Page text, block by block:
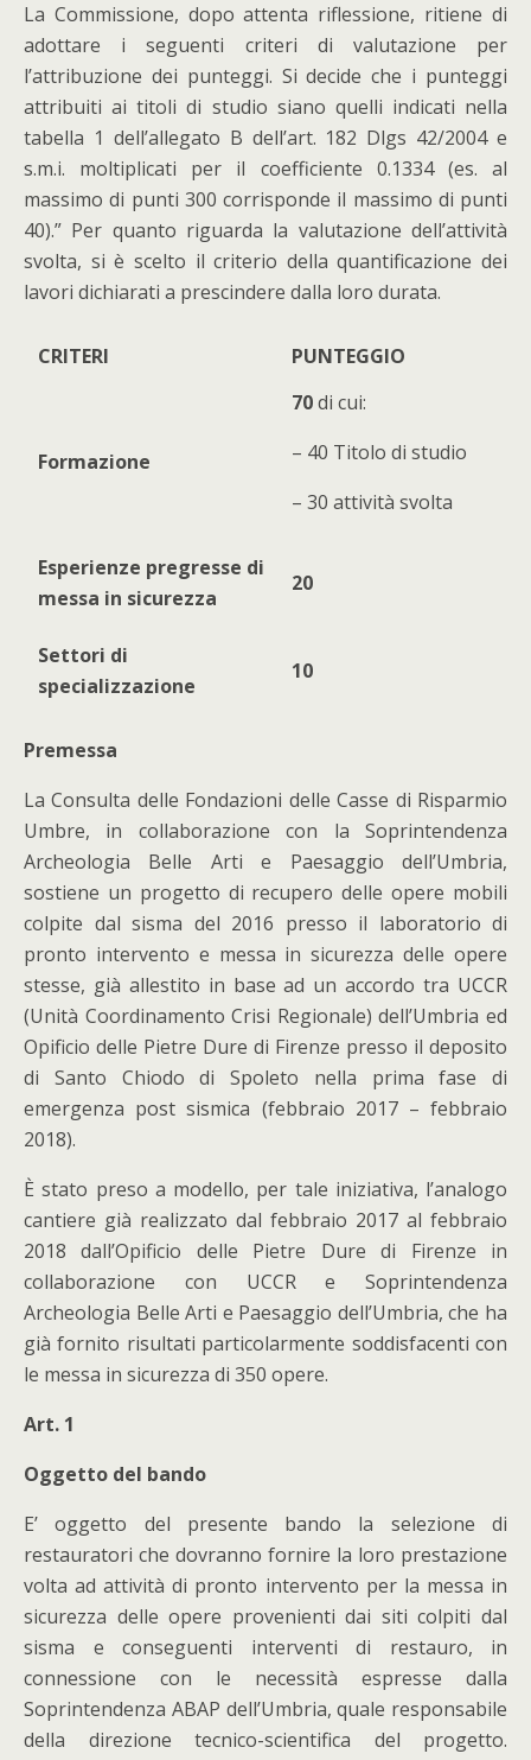
La Commissione, dopo attenta riflessione, ritiene di
adottare i seguenti criteri di valutazione per
l’attribuzione dei punteggi. Si decide che i punteggi
attribuiti ai titoli di studio siano quelli indicati nella
tabella 1 dell’allegato B dell’art. 182 Dlgs 42/2004 e
s.m.i. moltiplicati per il coefficiente 0.1334 (es. al
massimo di punti 300 corrisponde il massimo di punti
40).” Per quanto riguarda la valutazione dell’attività
svolta, si è scelto il criterio della quantificazione dei
lavori dichiarati a prescindere dalla loro durata.
CRITERI PUNTEGGIO
Formazione
70di cui:
– 40 Titolo di studio
– 30 attività svolta
Esperienze pregresse di
messa in sicurezza
20
Settori di
specializzazione
10
Premessa
La Consulta delle Fondazioni delle Casse di Risparmio
Umbre, in collaborazione con la Soprintendenza
Archeologia Belle Arti e Paesaggio dell’Umbria,
sostiene un progetto di recupero delle opere mobili
colpite dal sisma del 2016 presso il laboratorio di
pronto intervento e messa in sicurezza delle opere
stesse, già allestito in base ad un accordo tra UCCR
(Unità Coordinamento Crisi Regionale) dell’Umbria ed
Opificio delle Pietre Dure di Firenze presso il deposito
di Santo Chiodo di Spoleto nella prima fase di
emergenza post sismica (febbraio 2017 – febbraio
2018).
È stato preso a modello, per tale iniziativa, l’analogo
cantiere già realizzato dal febbraio 2017 al febbraio
2018 dall’Opificio delle Pietre Dure di Firenze in
collaborazione con UCCR e Soprintendenza
Archeologia Belle Arti e Paesaggio dell’Umbria, che ha
già fornito risultati particolarmente soddisfacenti con
le messa in sicurezza di 350 opere.
Art. 1
Oggetto del bando
E’ oggetto del presente bando la selezione di
restauratori che dovranno fornire la loro prestazione
volta ad attività di pronto intervento per la messa in
sicurezza delle opere provenienti dai siti colpiti dal
sisma e conseguenti interventi di restauro, in
connessione con le necessità espresse dalla
Soprintendenza ABAP dell’Umbria, quale responsabile
della direzione tecnico-scientifica del progetto.